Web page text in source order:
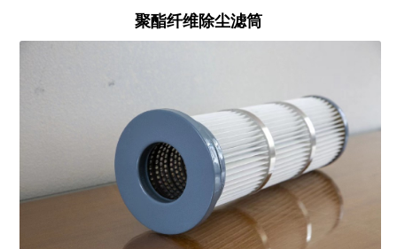
聚酯纤维除尘滤筒